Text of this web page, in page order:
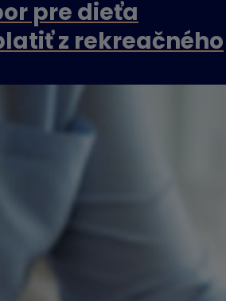
pre dieťa
z rekreačného